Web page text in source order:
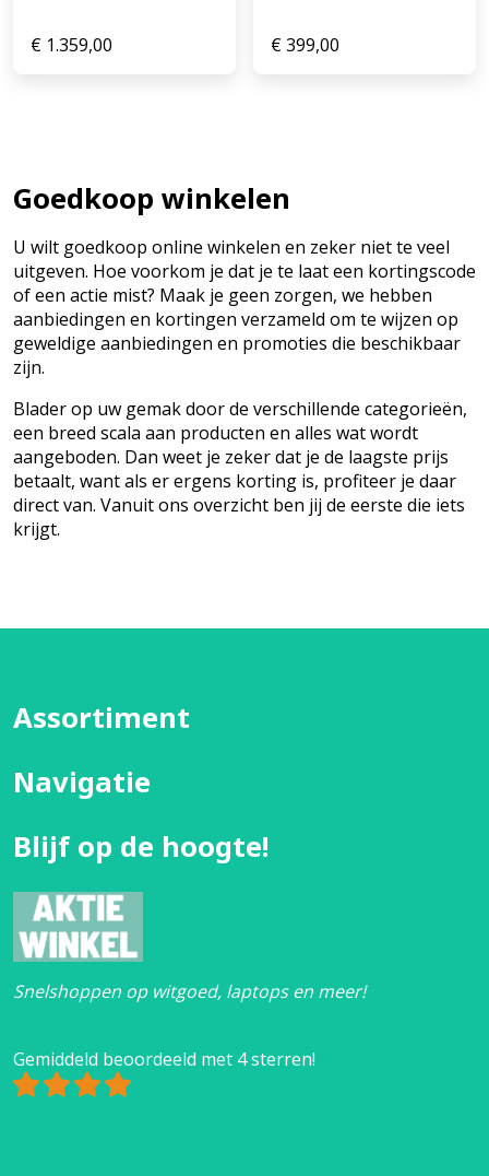
€ 1.359,00 €399,00
Goedkoop winkelen
U wilt goedkoop online winkelen en zeker niet te veel
uitgeven. Hoe voorkom je dat je te laat een kortingscode
of een actie mist? Maak je geen zorgen, we hebben
aanbiedingen en kortingen verzameld om te wijzen op
geweldige aanbiedingen en promoties die beschikbaar
zijn.
Blader op uw gemak door de verschillende categorieën,
een breed scala aan producten en alles wat wordt
aangeboden. Dan weet je zeker dat je de laagste prijs
betaalt, want als er ergens korting is, profiteer je daar
direct van. Vanuit ons overzicht ben jij de eerste die iets
krijgt.
Assortiment
Navigatie
Blijf op de hoogte!
Snelshoppen op witgoed, laptops en meer!
Gemiddeld beoordeeld met 4 sterren!